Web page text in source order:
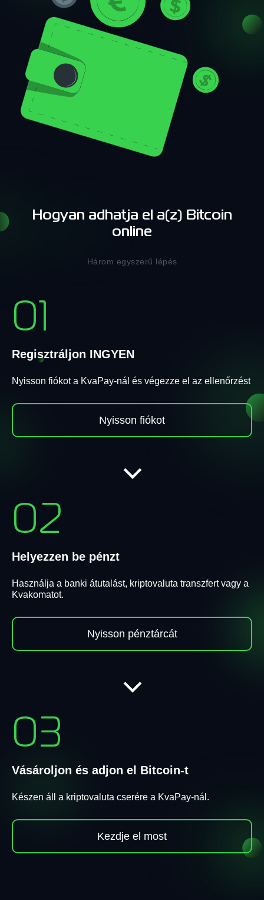
Hogyan adhatja el a(z) Bitcoin
online
Három egyszerű lépés
01
Regisztráljon INGYEN
Nyisson fiókot a KvaPay-nál és végezze el az ellenőrzést
Nyisson fiókot
02
Helyezzen be pénzt
Használja a banki átutalást, kriptovaluta transzfert vagy a
Kvakomatot.
Nyisson pénztárcát
03
Vásároljon és adjon el Bitcoin-t
Készen áll a kriptovaluta cserére a KvaPay-nál.
Kezdje el most